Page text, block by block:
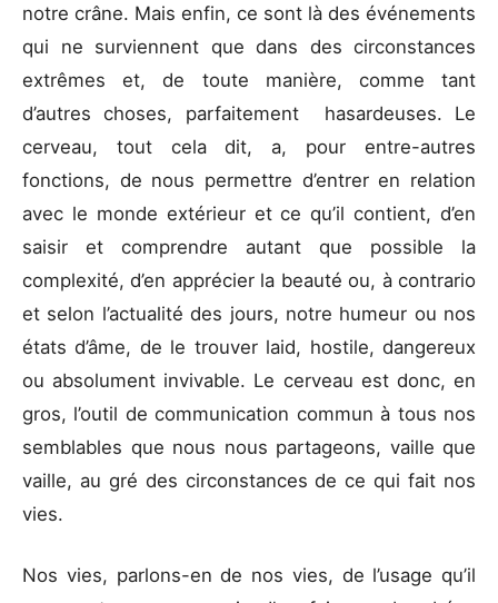
notre crâne. Mais enfin, ce sont là des événements
qui ne surviennent que dans des circonstances
extrêmes et, de toute manière, comme tant
d’autres choses, parfaitement hasardeuses. Le
cerveau, tout cela dit, a, pour entre-autres
fonctions, de nous permettre d’entrer en relation
avec le monde extérieur et ce qu’il contient, d’en
saisir et comprendre autant que possible la
complexité, d’en apprécier la beauté ou, à contrario
et selon l’actualité des jours, notre humeur ou nos
états d’âme, de le trouver laid, hostile, dangereux
ou absolument invivable. Le cerveau est donc, en
gros, l’outil de communication commun à tous nos
semblables que nous nous partageons, vaille que
vaille, au gré des circonstances de ce qui fait nos
vies.
Nos vies, parlons-en de nos vies, de l’usage qu’il